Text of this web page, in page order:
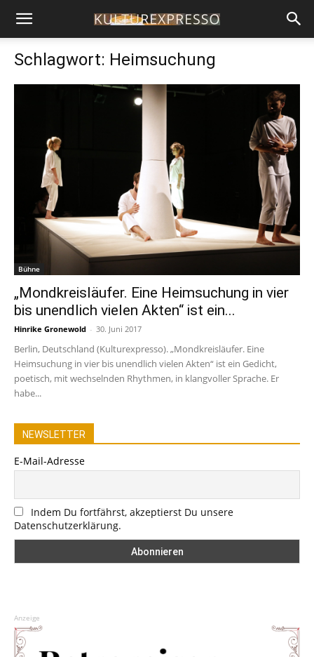
Schlagwort: Heimsuchung
Bühne
„Mondkreisläufer. Eine Heimsuchung in vier
bis unendlich vielen Akten“ ist ein...
Hinrike Gronewold - 30. Juni 2017
Berlin, Deutschland (Kulturexpresso). „Mondkreisläufer. Eine
Heimsuchung in vier bis unendlich vielen Akten“ ist ein Gedicht,
poetisch, mit wechselnden Rhythmen, in klangvoller Sprache. Er
habe...
NEWSLETTER
E-Mail-Adresse
Indem Du fortfährst, akzeptierst Du unsere
Datenschutzerklärung.
Anzeige